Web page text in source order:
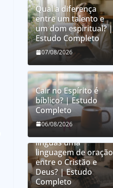
Qual a diferença
entre um talento e
um dom espiritual? |
Estudo Completo
07/08/2026
Cair no Espírito é
bíblico? | Estudo
Completo
06/08/2026
O que é orar em
línguas uma
linguagem de oração
entre o Cristão e
Deus? | Estudo
Completo